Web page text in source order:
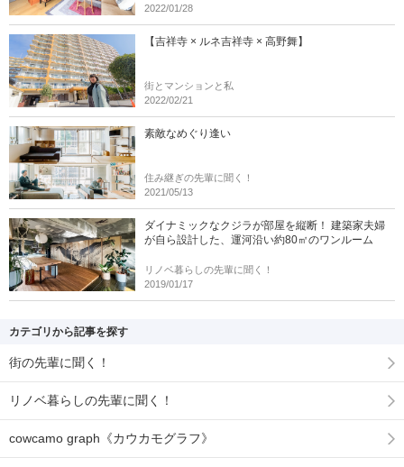
2022/01/28
【吉祥寺 × ルネ吉祥寺 × 高野舞】
街とマンションと私
2022/02/21
素敵なめぐり逢い
住み継ぎの先輩に聞く！
2021/05/13
ダイナミックなクジラが部屋を縦断！ 建築家夫婦
が自ら設計した、運河沿い約80㎡のワンルーム
リノベ暮らしの先輩に聞く！
2019/01/17
カテゴリから記事を探す
街の先輩に聞く！
リノベ暮らしの先輩に聞く！
cowcamo graph《カウカモグラフ》